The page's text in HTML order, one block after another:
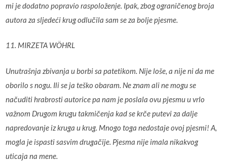
mi je dodatno popravio raspoloženje. Ipak, zbog ograničenog broja
autora za sljedeći krug odlučila sam se za bolje pjesme.
11. MIRZETA WÖHRL
Unutrašnja zbivanja u borbi sa patetikom. Nije loše, a nije ni da me
oborilo s nogu. Ili se ja teško obaram. Ne znam ali ne mogu se
načuditi hrabrosti autorice pa nam je poslala ovu pjesmu u vrlo
važnom Drugom krugu takmičenja kad se krče putevi za dalje
napredovanje iz kruga u krug. Mnogo toga nedostaje ovoj pjesmi! A,
mogla je ispasti sasvim drugačije. Pjesma nije imala nikakvog
uticaja na mene.